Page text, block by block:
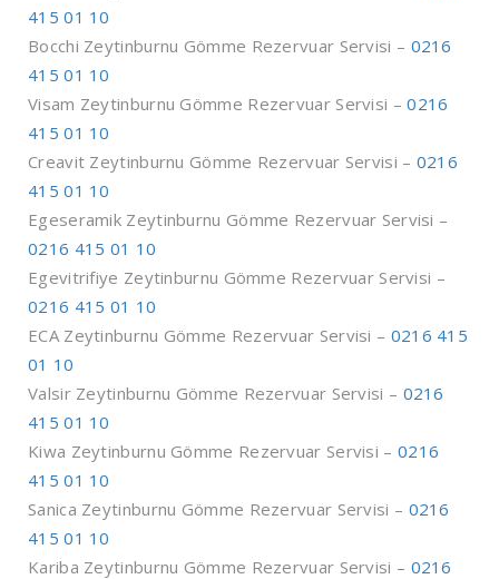
415 01 10
Bocchi Zeytinburnu Gömme Rezervuar Servisi – 0216
415 01 10
Visam Zeytinburnu Gömme Rezervuar Servisi –0216
415 01 10
Creavit Zeytinburnu Gömme Rezervuar Servisi – 0216
415 01 10
Egeseramik Zeytinburnu Gömme Rezervuar Servisi –
0216 415 01 10
Egevitrifiye Zeytinburnu Gömme Rezervuar Servisi –
0216 415 01 10
ECA Zeytinburnu Gömme Rezervuar Servisi – 0216 415
01 10
Valsir Zeytinburnu Gömme Rezervuar Servisi – 0216
415 01 10
Kiwa Zeytinburnu Gömme Rezervuar Servisi – 0216
415 01 10
Sanica Zeytinburnu Gömme Rezervuar Servisi – 0216
415 01 10
Kariba Zeytinburnu Gömme Rezervuar Servisi – 0216